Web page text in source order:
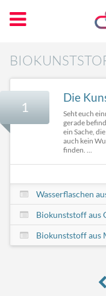
1
Die
Seht euch
gerade
ein Sache,
auch kein
finden. ...
Wasserflaschen
Biokunststoff aus
Biokunststoff aus